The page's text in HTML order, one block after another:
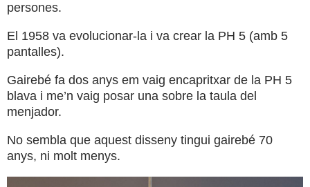
persones.
El 1958 va evolucionar-la i va crear la PH 5 (amb 5
pantalles).
Gairebé fa dos anys em vaig encapritxar de la PH 5
blava i me’n vaig posar una sobre la taula del
menjador.
No sembla que aquest disseny tingui gairebé 70
anys, ni molt menys.